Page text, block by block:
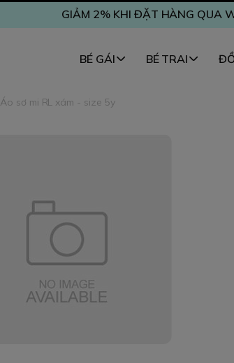
GIẢM 2% KHI ĐẶT HÀNG QUA
BÉ GÁI BÉ TRAI
Áo sơ mi RL xám - size 5y